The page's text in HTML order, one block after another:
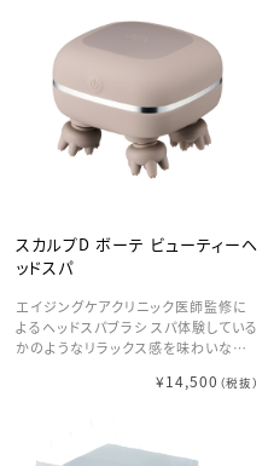
スカルプD ボーテ ビューティーヘ
ッドスパ
エイジングケアクリニック医師監修に
よるヘッドスパブラシ スパ体験している
かのようなリラックス感を味わいなが
髪洗浄ケア」の3つのケアで、本来の弾
ググっと引き上げる※1極上スパ体験
¥14,500 （税抜）